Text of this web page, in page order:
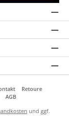
Retoure
AGB
und ggf.